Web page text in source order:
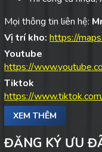
Mọi thông tin liên hệ:
Vị trí kho: https://
https://
Tiktok
https://
XEM THÊM
ĐĂNG KÝ ƯU